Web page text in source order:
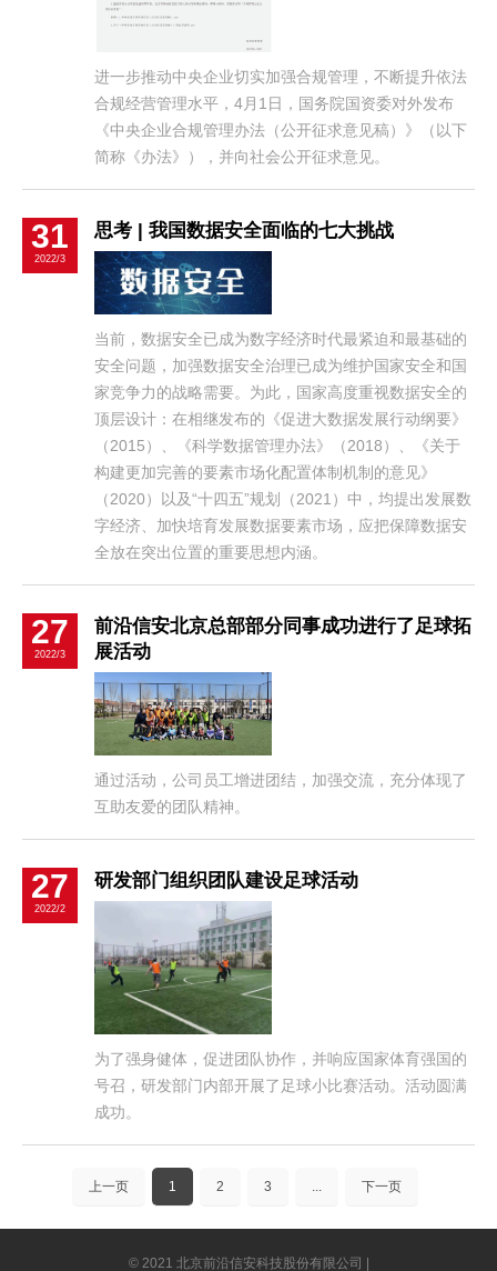
进一步推动中央企业切实加强合规管理，不断提升依法
合规经营管理水平，4月1日，国务院国资委对外发布
《中央企业合规管理办法（公开征求意见稿）》（以下
简称《办法》），并向社会公开征求意见。
31
2022/3
思考 | 我国数据安全面临的七大挑战
当前，数据安全已成为数字经济时代最紧迫和最基础的
安全问题，加强数据安全治理已成为维护国家安全和国
家竞争力的战略需要。为此，国家高度重视数据安全的
顶层设计：在相继发布的《促进大数据发展行动纲要》
（2015）、《科学数据管理办法》（2018）、《关于
构建更加完善的要素市场化配置体制机制的意见》
（2020）以及“十四五”规划（2021）中，均提出发展数
字经济、加快培育发展数据要素市场，应把保障数据安
全放在突出位置的重要思想内涵。
27
2022/3
前沿信安北京总部部分同事成功进行了足球拓
展活动
通过活动，公司员工增进团结，加强交流，充分体现了
互助友爱的团队精神。
27
2022/2
研发部门组织团队建设足球活动
为了强身健体，促进团队协作，并响应国家体育强国的
号召，研发部门内部开展了足球小比赛活动。活动圆满
成功。
上一页 1 2 3 下一页
© 2021 北京前沿信安科技股份有限公司 |